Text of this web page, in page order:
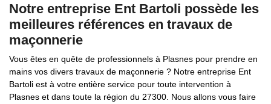
Notre entreprise Ent Bartoli possède les
meilleures références en travaux de
maçonnerie
Vous êtes en quête de professionnels à Plasnes pour prendre en
mains vos divers travaux de maçonnerie ? Notre entreprise Ent
Bartoli est à votre entière service pour toute intervention à
Plasnes et dans toute la région du 27300. Nous allons vous faire